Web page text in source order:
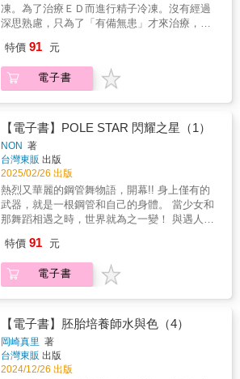
傅。面對未來前景不明的職涯，她愁緒難解，
陷入深深的鬱悶之中…榻榻米匠騰出空間來的
吉原，成了男師傅們工作的場所。他們一邊忙
弄…泥水匠(一、二、三)倉庫的建築工地來了一
個奇妙的男人，自稱甚三郎，從都城一路流浪
至此…
凍。為了治療ＥＤ而進行精子冷凍。沒有經過
深思熟慮，只為了「有備無患」才來治療，並
──!?此外還收錄「第二胎的不孕治療」的相關
內容!!紀錄在不孕治療最前線工作的人們的，全
新風貌醫療劇第５集!!
特價 91 元
電子書
【電子書】POLE STAR 閃耀之星（1）
NON 著
台灣東販 出版
2025/02/26 出版
熱烈又華麗的鋼管舞物語，開幕!! 身上僅有的
武器，就是一根鋼管和自己的身體。 當少女和
那舞蹈相遇之時，世界就為之一變！ 與遇人不
鄉下有點破舊的旅館，就是媽媽的新職場。在
那裡，耶亞乃目擊到了媽媽驚人的姿態──!?一
根鋼管就能改變少女的命運，奇蹟物語，開幕!!
特價 91 元
電子書
【電子書】胚胎培養師水與色（4）
岡崎真里 著
台灣東販 出版
2024/12/26 出版